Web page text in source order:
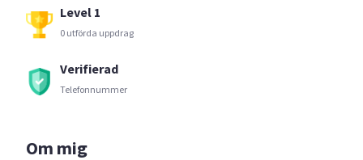
Level 1
0 utförda uppdrag
Verifierad
Telefonnummer
Om mig